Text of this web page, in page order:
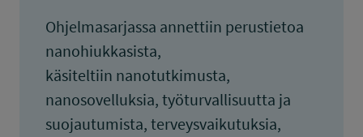
Ohjelmasarjassa annettiin perustietoa
nanohiukkasista,
käsiteltiin nanotutkimusta,
nanosovelluksia, työturvallisuutta ja
suojautumista, terveysvaikutuksia,